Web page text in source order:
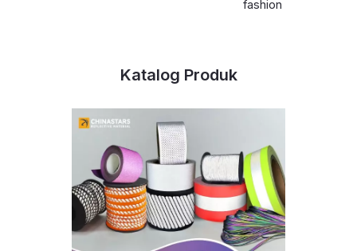
fashion
Katalog Produk